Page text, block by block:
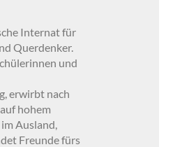
Internat für
Querdenker.
und
erwirbt nach
hohem
Ausland,
Freunde fürs